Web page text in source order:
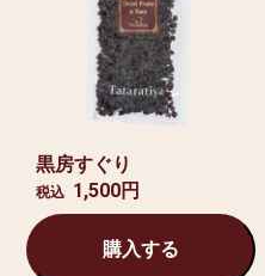
黒房すぐり
税込 1,500円
購入する